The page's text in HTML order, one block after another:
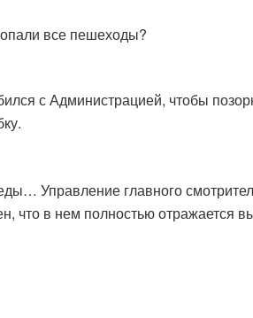
все пешеходы?
с Администрацией, чтобы
Управление главного
что в нем полностью отражается